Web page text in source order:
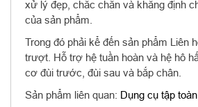
xử lý đẹp, chắc chắn và khẳng định
của sản phẩm.
Trong đó phải kể đến sản phẩm Liên
trượt. Hỗ trợ hệ tuần hoàn và hệ hô
cơ đùi trước, đùi sau và bắp chân.
Sản phẩm liên quan: Dụng cụ tập